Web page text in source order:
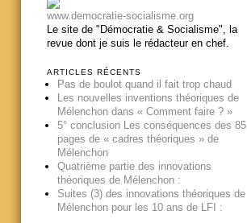
www.democratie-socialisme.org
Le site de "Démocratie & Socialisme", la
revue dont je suis le rédacteur en chef.
ARTICLES RÉCENTS
Pas de boulot quand il fait trop chaud
Les nouvelles inventions théoriques de
Mélenchon dans « Comment faire ? »
5° conclusion Les conséquences des 85
pages de « cadres théoriques » de
Mélenchon
Quatrième partie des innovations
théoriques de Mélenchon :
Suites (3) des innovations théoriques de
Mélenchon pour les 10 ans de LFI :